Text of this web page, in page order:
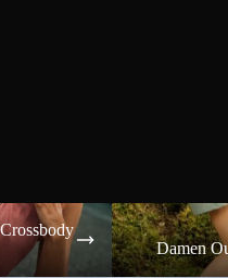
Bags
Damen
Damen